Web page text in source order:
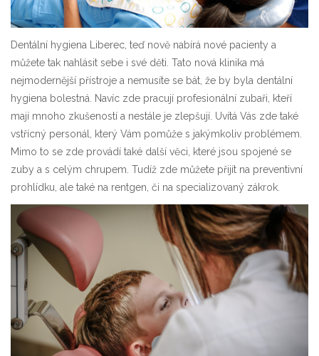
Dentální hygiena Liberec , teď nově nabírá nové pacienty a
můžete tak nahlásit sebe i své děti. Tato nová klinika má
nejmodernější přístroje a nemusíte se bát, že by byla dentální
hygiena bolestná. Navíc zde pracují profesionální zubaři, kteří
mají mnoho zkušeností a nestále je zlepšují. Uvítá Vás zde také
vstřícný personál, který Vám pomůže s jakýmkoliv problémem.
Mimo to se zde provádí také další věci, které jsou spojené se
zuby a s celým chrupem. Tudíž zde můžete přijít na preventivní
prohlídku, ale také na rentgen, či na specializovaný zákrok.